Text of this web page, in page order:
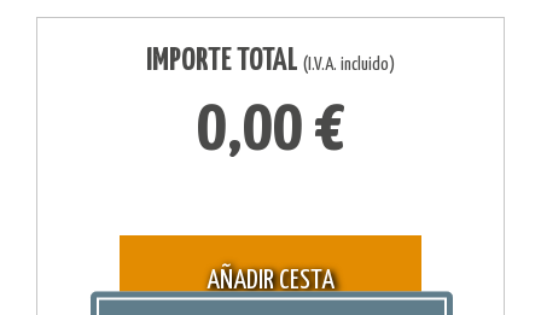
IMPORTE TOTAL (I.V.A. incluido)
0,00 €
AÑADIR CESTA